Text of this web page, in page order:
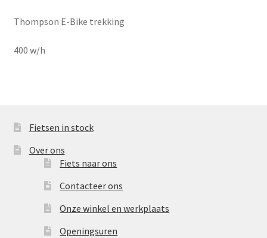
winkelmandje
Thompson E-Bike trekking
400 w/h
Fietsen in stock
Over ons
Fiets naar ons
Contacteer ons
Onze winkel en werkplaats
Openingsuren